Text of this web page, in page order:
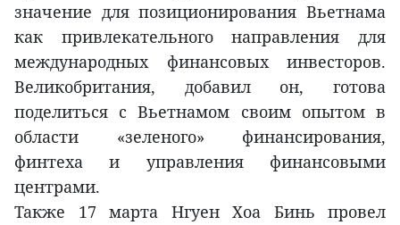
значение для позиционирования Вьетнама
как привлекательного направления для
международных финансовых инвесторов.
Великобритания, добавил он, готова
поделиться с Вьетнамом своим опытом в
области «зеленого» финансирования,
финтеха и управления финансовыми
центрами.
Также 17 марта Нгуен Хоа Бинь провел